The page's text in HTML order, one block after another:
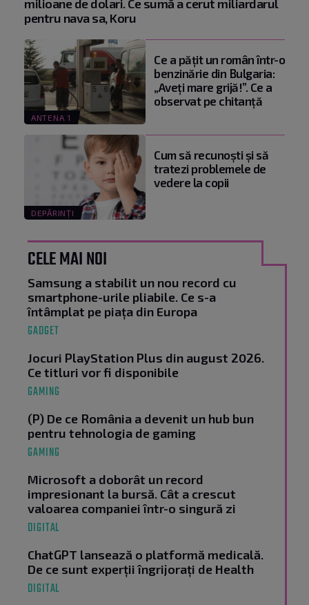
milioane de dolari. Ce sumă a cerut miliardarul
pentru nava sa, Koru
ANTENA 1
Ce a pățit un român într-o
benzinărie din Bulgaria:
„Aveți mare grijă!”. Ce a
observat pe chitanță
DEPĂRINȚI
Cum să recunoști și să
tratezi problemele de
vedere la copii
CELE MAI NOI
Samsung a stabilit un nou record cu
smartphone-urile pliabile. Ce s-a
întâmplat pe piața din Europa
GADGET
Jocuri PlayStation Plus din august 2026.
Ce titluri vor fi disponibile
GAMING
(P) De ce România a devenit un hub bun
pentru tehnologia de gaming
GAMING
Microsoft a doborât un record
impresionant la bursă. Cât a crescut
valoarea companiei într-o singură zi
DIGITAL
ChatGPT lansează o platformă medicală.
De ce sunt experții îngrijorați de Health
DIGITAL